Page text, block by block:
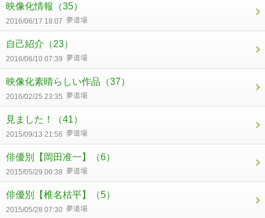
映像化情報 （35）
2016/06/17 18:07 夢道場
自己紹介 （23）
2016/06/10 07:39 夢道場
映像化素晴らしい作品 （37）
2016/02/25 23:35 夢道場
見ました！ （41）
2015/09/13 21:56 夢道場
俳優別【岡田准一】 （6）
2015/05/29 00:38 夢道場
俳優別【椎名桔平】 （5）
2015/05/28 07:30 夢道場